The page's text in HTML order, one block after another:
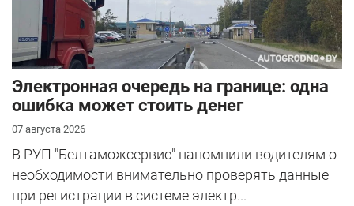
Электронная очередь на границе: одна
ошибка может стоить денег
07 августа 2026
В РУП "Белтаможсервис" напомнили водителям о
необходимости внимательно проверять данные
при регистрации в системе электр...